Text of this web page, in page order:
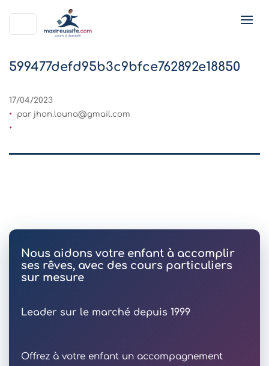
599477defd95b3c9bfce762892e18850
17/04/2023
par jhon.louna@gmail.com
Nous aidons votre enfant à accomplir
ses rêves, avec des cours particuliers
sur mesure
Leader sur le marché depuis 1999
Offrez à votre enfant un accompagnement